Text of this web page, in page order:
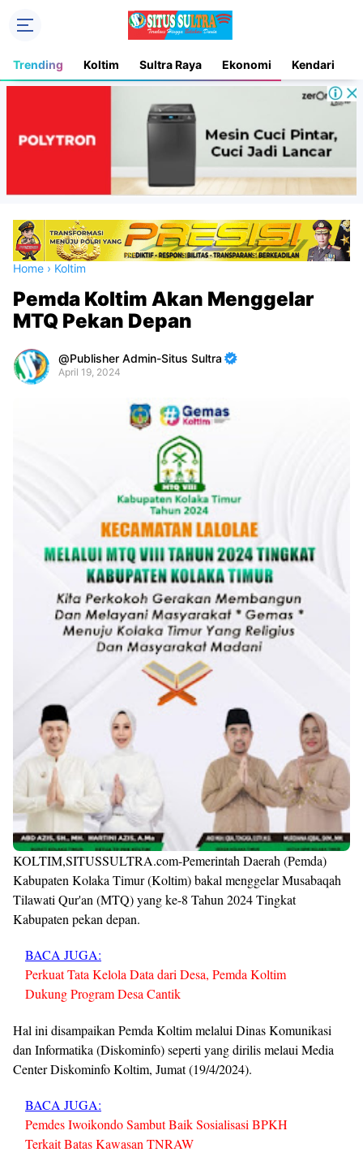
Trending Koltim Sultra Raya Ekonomi Kendari
Home › Koltim
Pemda Koltim Akan Menggelar
MTQ Pekan Depan
Publisher Admin-Situs Sultra
April 19, 2024
KOLTIM,SITUSSULTRA.com-Pemerintah Daerah (Pemda)
Kabupaten Kolaka Timur (Koltim) bakal menggelar Musabaqah
Tilawati Qur'an (MTQ) yang ke-8 Tahun 2024 Tingkat
Kabupaten pekan depan.
BACA JUGA:
Perkuat Tata Kelola Data dari Desa, Pemda Koltim
Dukung Program Desa Cantik
Hal ini disampaikan Pemda Koltim melalui Dinas Komunikasi
dan Informatika (Diskominfo) seperti yang dirilis melaui Media
Center Diskominfo Koltim, Jumat (19/4/2024).
BACA JUGA:
Pemdes Iwoikondo Sambut Baik Sosialisasi BPKH
Terkait Batas Kawasan TNRAW